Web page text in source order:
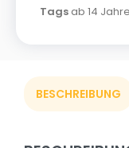
Tags ab 14
BESCHREIBUNG